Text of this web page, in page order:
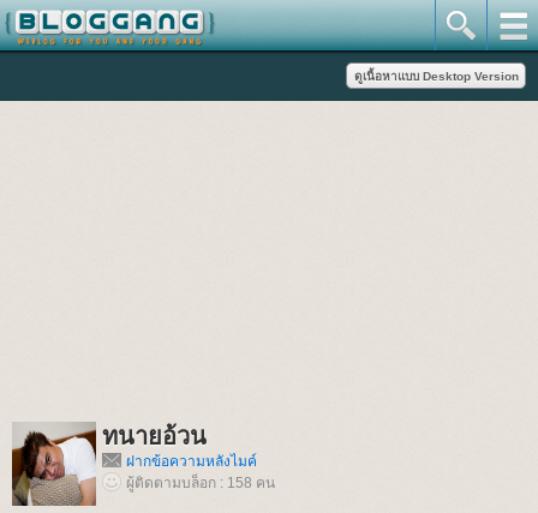
ทนายอ้วน
ฝากข้อความหลังไมค์
ผู้ติดตามบล็อก : 158 คน